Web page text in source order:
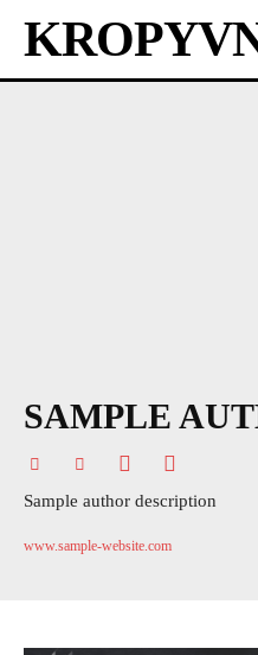
SAMPLE
Sample author description
www.sample-website.com